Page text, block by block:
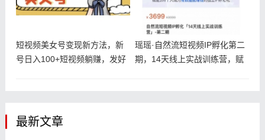
短视频美女号变现新方法，新
号日入100+短视频躺赚，发好
瑶瑶·自然流短视频IP孵化第二
期，14天线上实战训练营，赋
最新文章